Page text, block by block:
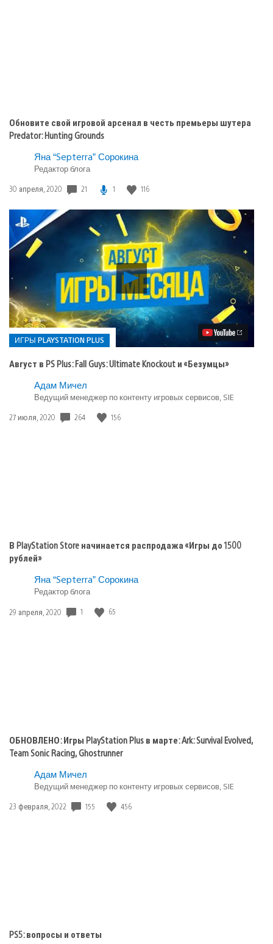
Обновите свой игровой арсенал в честь премьеры шутера
Predator: Hunting Grounds
Яна “Septerra” Сорокина
Редактор блога
Дата
30 апреля, 2020 21 1 116
Воспроизвести
видео
Август
в
PS
Plus:
Fall
Guys:
Ultimate
«Безумцы»
ИГРЫ PLAYSTATION PLUS
Август в PS Plus: Fall Guys: Ultimate Knockout и «Безумцы»
Опубликовано
Игры
playstation
Адам Мичел
Ведущий менеджер по контенту игровых сервисов, SIE
Дата
27 июля, 2020 264 156
В PlayStation Store начинается распродажа «Игры до 1500
рублей»
Яна “Septerra” Сорокина
Редактор блога
Дата
29 апреля, 2020 1 65
ОБНОВЛЕНО: Игры PlayStation Plus в марте: Ark: Survival Evolved,
Team Sonic Racing, Ghostrunner
Адам Мичел
Ведущий менеджер по контенту игровых сервисов, SIE
Дата
23 февраля, 2022 155 456
PS5: вопросы и ответы